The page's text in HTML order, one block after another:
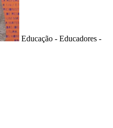
Educação - Educadores -